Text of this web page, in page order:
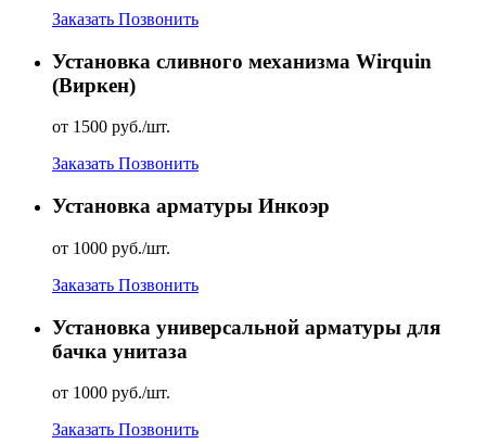
Заказать Позвонить
Установка сливного механизма Wirquin
(Виркен)
от 1500 руб./шт.
Заказать Позвонить
Установка арматуры Инкоэр
от 1000 руб./шт.
Заказать Позвонить
Установка универсальной арматуры для
бачка унитаза
от 1000 руб./шт.
Заказать Позвонить